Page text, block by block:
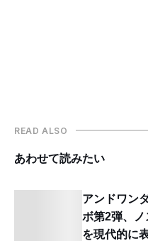
READ ALSO
あわせて読みたい
アンドワン
ボ第2弾、
を現代的に